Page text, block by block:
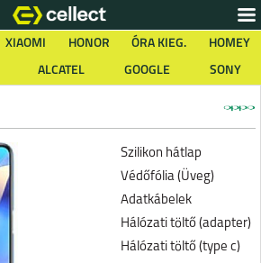
XIAOMI HONOR ÓRA KIEG.
HOMEY
ALCATEL GOOGLE SONY
Szilikon hátlap
Védőfólia (Üveg)
Adatkábelek
Hálózati töltő (adapter)
Hálózati töltő (type c)